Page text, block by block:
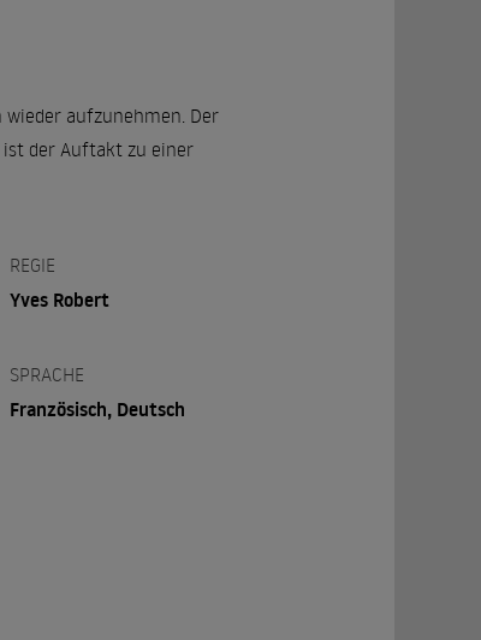
wieder aufzunehmen. Der
ist der Auftakt zu einer
REGIE
Yves Robert
SPRACHE
Französisch, Deutsch